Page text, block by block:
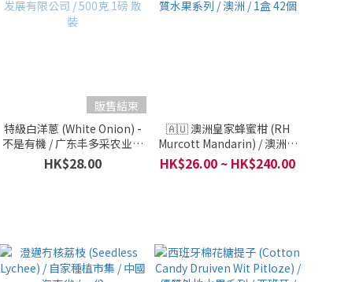
販售結束
特級白洋蔥 (White Onion) -
不是有機 / 广东丰多采农业发
展有限公司 / 500克 1磅 散裝
HK$28.00
🇦🇺 澳洲皇家蜂蜜柑 (RH
Murcott Mandarin) / 澳洲優
質水果系列 / 澳洲 / 1盒 42個
HK$26.00 ~ HK$240.00